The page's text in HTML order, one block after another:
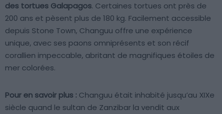
des tortues Galapagos. Certaines tortues ont près de
200 ans et pèsent plus de 180 kg. Facilement accessible
depuis Stone Town, Changuu offre une expérience
unique, avec ses paons omniprésents et son récif
corallien impeccable, abritant de magnifiques étoiles de
mer colorées.
Pour en savoir plus : Changuu était inhabité jusqu’au XIXe
siècle quand le sultan de Zanzibar la vendit aux